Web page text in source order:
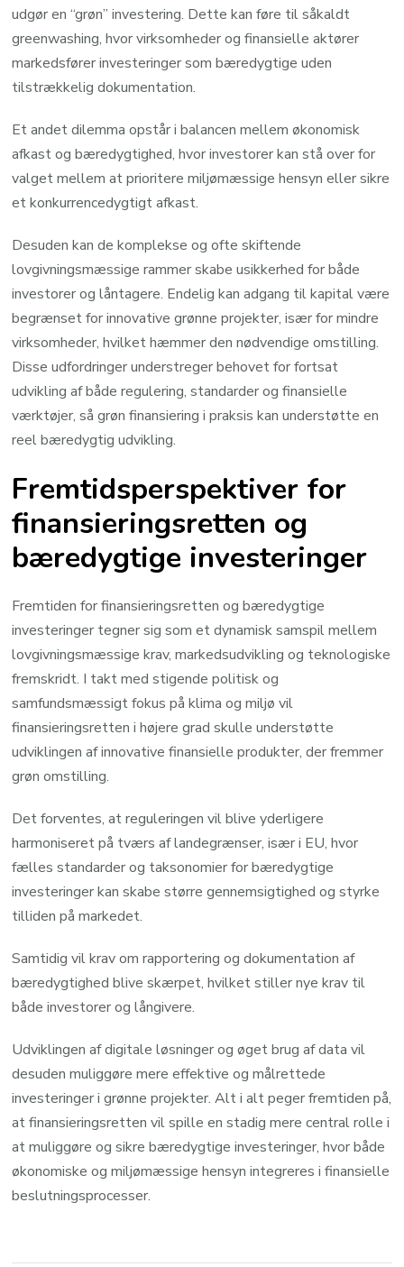
udgør en “grøn” investering. Dette kan føre til såkaldt
greenwashing, hvor virksomheder og finansielle aktører
markedsfører investeringer som bæredygtige uden
tilstrækkelig dokumentation.
Et andet dilemma opstår i balancen mellem økonomisk
afkast og bæredygtighed, hvor investorer kan stå over for
valget mellem at prioritere miljømæssige hensyn eller sikre
et konkurrencedygtigt afkast.
Desuden kan de komplekse og ofte skiftende
lovgivningsmæssige rammer skabe usikkerhed for både
investorer og låntagere. Endelig kan adgang til kapital være
begrænset for innovative grønne projekter, især for mindre
virksomheder, hvilket hæmmer den nødvendige omstilling.
Disse udfordringer understreger behovet for fortsat
udvikling af både regulering, standarder og finansielle
værktøjer, så grøn finansiering i praksis kan understøtte en
reel bæredygtig udvikling.
Fremtidsperspektiver for
finansieringsretten og
bæredygtige investeringer
Fremtiden for finansieringsretten og bæredygtige
investeringer tegner sig som et dynamisk samspil mellem
lovgivningsmæssige krav, markedsudvikling og teknologiske
fremskridt. I takt med stigende politisk og
samfundsmæssigt fokus på klima og miljø vil
finansieringsretten i højere grad skulle understøtte
udviklingen af innovative finansielle produkter, der fremmer
grøn omstilling.
Det forventes, at reguleringen vil blive yderligere
harmoniseret på tværs af landegrænser, især i EU, hvor
fælles standarder og taksonomier for bæredygtige
investeringer kan skabe større gennemsigtighed og styrke
tilliden på markedet.
Samtidig vil krav om rapportering og dokumentation af
bæredygtighed blive skærpet, hvilket stiller nye krav til
både investorer og långivere.
Udviklingen af digitale løsninger og øget brug af data vil
desuden muliggøre mere effektive og målrettede
investeringer i grønne projekter. Alt i alt peger fremtiden på,
at finansieringsretten vil spille en stadig mere central rolle i
at muliggøre og sikre bæredygtige investeringer, hvor både
økonomiske og miljømæssige hensyn integreres i finansielle
beslutningsprocesser.